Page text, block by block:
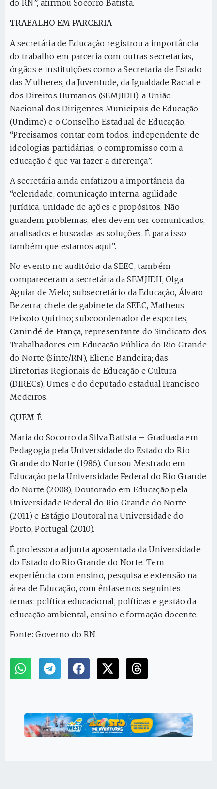
do RN”, afirmou Socorro Batista.
TRABALHO EM PARCERIA
A secretária de Educação registrou a importância
do trabalho em parceria com outras secretarias,
órgãos e instituições como a Secretaria de Estado
das Mulheres, da Juventude, da Igualdade Racial e
dos Direitos Humanos (SEMJIDH), a União
Nacional dos Dirigentes Municipais de Educação
(Undime) e o Conselho Estadual de Educação.
“Precisamos contar com todos, independente de
ideologias partidárias, o compromisso com a
educação é que vai fazer a diferença”.
A secretária ainda enfatizou a importância da
“celeridade, comunicação interna, agilidade
jurídica, unidade de ações e propósitos. Não
guardem problemas, eles devem ser comunicados,
analisados e buscadas as soluções. É para isso
também que estamos aqui”.
No evento no auditório da SEEC, também
compareceram a secretária da SEMJIDH, Olga
Aguiar de Melo; subsecretário da Educação, Álvaro
Bezerra; chefe de gabinete da SEEC, Matheus
Peixoto Quirino; subcoordenador de esportes,
Canindé de França; representante do Sindicato dos
Trabalhadores em Educação Pública do Rio Grande
do Norte (Sinte/RN), Eliene Bandeira; das
Diretorias Regionais de Educação e Cultura
(DIRECs), Umes e do deputado estadual Francisco
Medeiros.
QUEM É
Maria do Socorro da Silva Batista – Graduada em
Pedagogia pela Universidade do Estado do Rio
Grande do Norte (1986). Cursou Mestrado em
Educação pela Universidade Federal do Rio Grande
do Norte (2008), Doutorado em Educação pela
Universidade Federal do Rio Grande do Norte
(2011) e Estágio Doutoral na Universidade do
Porto, Portugal (2010).
É professora adjunta aposentada da Universidade
do Estado do Rio Grande do Norte. Tem
experiência com ensino, pesquisa e extensão na
área de Educação, com ênfase nos seguintes
temas: política educacional, políticas e gestão da
educação ambiental, ensino e formação docente.
Fonte: Governo do RN